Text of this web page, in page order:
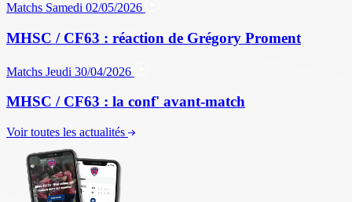
Matchs Samedi 02/05/2026
MHSC / CF63 : réaction de Grégory Proment
Matchs Jeudi 30/04/2026
MHSC / CF63 : la conf' avant-match
Voir toutes les actualités